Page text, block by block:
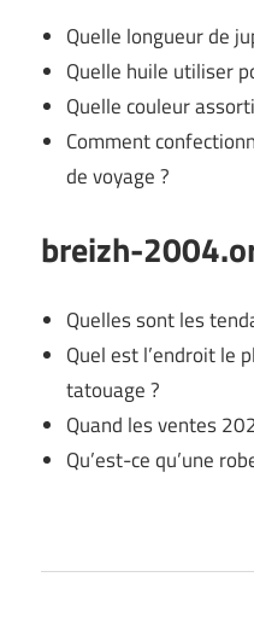
Quelle longueur de
Quelle huile utiliser
Quelle couleur
Comment
de voyage ?
breizh-
Quelles sont les
Quel est l’endroit le
tatouage ?
Quand les ventes
Qu’est-ce qu’une